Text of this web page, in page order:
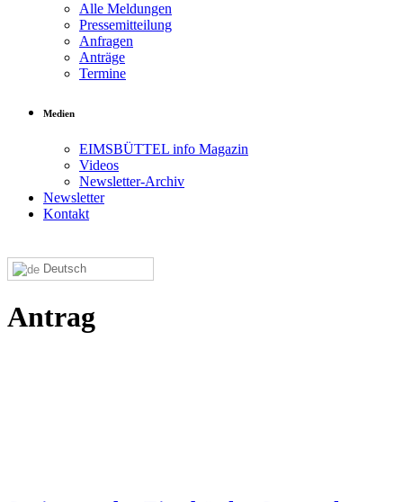
Alle Meldungen
Pressemitteilung
Anfragen
Anträge
Termine
Medien
EIMSBÜTTEL info Magazin
Videos
Newsletter-Archiv
Newsletter
Kontakt
Deutsch
Antrag